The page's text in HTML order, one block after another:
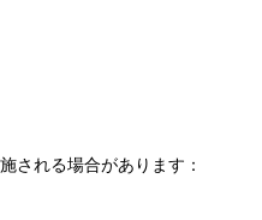
される場合があります：